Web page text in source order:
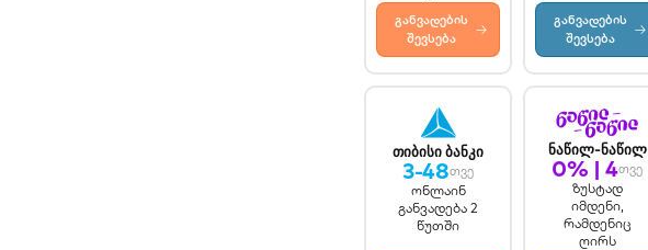
განვადების
შევსება
→
განვადების
შევსება
→
თიბისი ბანკი
3-48თვე
ონლაინ
განვადება 2
წუთში
ნაწილ-ნაწილ
0% | 4თვე
ზუსტად
იმდენი,
რამდენიც
ღირს